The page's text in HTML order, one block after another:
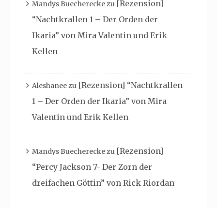
Mandys Buechereckezu [Rezension]
“Nachtkrallen 1 – Der Orden der
Ikaria” von Mira Valentin und Erik
Kellen
Aleshaneezu [Rezension] “Nachtkrallen
1 – Der Orden der Ikaria” von Mira
Valentin und Erik Kellen
Mandys Buechereckezu [Rezension]
“Percy Jackson 7- Der Zorn der
dreifachen Göttin” von Rick Riordan